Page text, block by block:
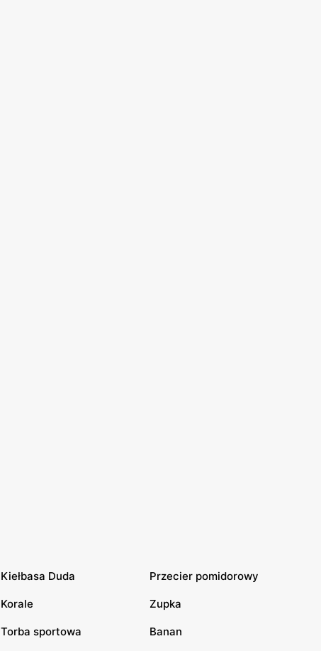
Kiełbasa Duda Przecier pomidorowy
Korale Zupka
Torba sportowa Banan